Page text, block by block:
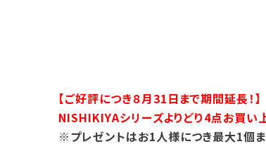
【ご好評につき８月31日まで期間延長！】
NISHIKIYAシリーズよりどり4点お買い
※プレゼントはお1人様につき最大1個ま